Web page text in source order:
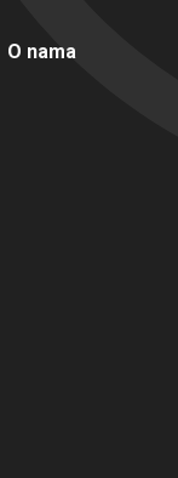
O nama